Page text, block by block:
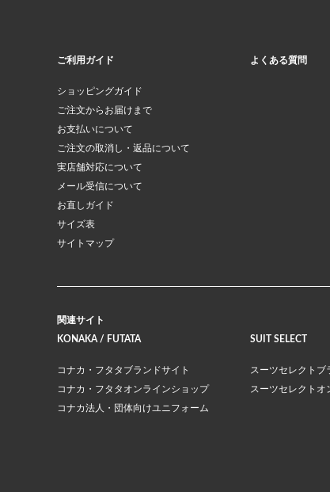
ご利用ガイド
ショッピングガイド
ご注文からお届けまで
お支払いについて
ご注文の取消し・返品について
実店舗対応について
メール受信について
お直しガイド
サイズ表
サイトマップ
よくある質問
関連サイト
KONAKA / FUTATA
コナカ・フタタブランドサイト
コナカ・フタタオンラインショップ
コナカ法人・団体向けユニフォーム
SUIT SELECT
スーツセレクトブ
スーツセレクトオ